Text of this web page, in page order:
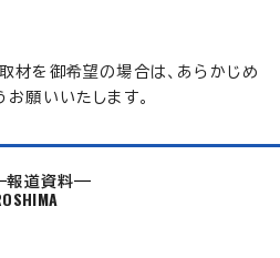
を御希望の場合は、あらかじめ
願いいたします。
報道資料